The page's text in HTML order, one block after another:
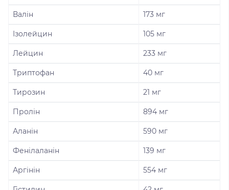
Валін 173 мг
Ізолейцин 105 мг
Лейцин 233 мг
Триптофан 40 мг
Тирозин 21 мг
Пролін 894 мг
Аланін 590 мг
Фенілаланін 139 мг
Аргінін 554 мг